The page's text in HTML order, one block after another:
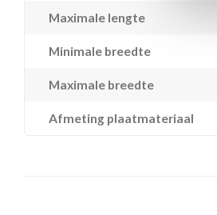
Maximale lengte
Minimale breedte
Maximale breedte
Afmeting plaatmateriaal